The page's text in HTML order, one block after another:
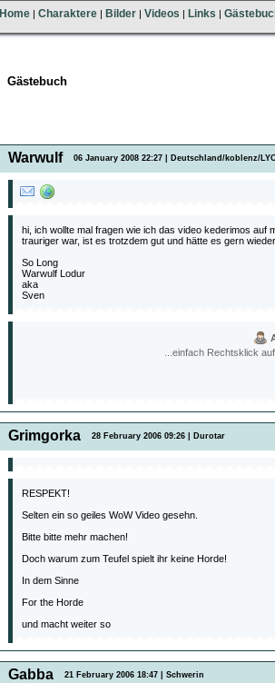
Home | Charaktere | Bilder | Videos | Links |
Gästebuch
Warwulf 06 January 2008 22:27 | Deutschland/koblenz/
hi, ich wollte mal fragen wie ich das video kederimos
trauriger war, ist es trotzdem gut und hätte es gern
So Long
Warwulf Lodur
aka
Sven
...einfach Rechtsklick
Grimgorka 28 February 2006 09:26 | Durotar
RESPEKT!
Selten ein so geiles WoW Video gesehn.
Bitte bitte mehr machen!
Doch warum zum Teufel spielt ihr keine Horde!
In dem Sinne
For the Horde
und macht weiter so
Gabba 21 February 2006 18:47 | Schwerin